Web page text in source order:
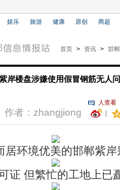
娱乐 旅游 健康 原创 商超
首页 > 资讯 > 邯郸
岸楼盘涉嫌使用假冒钢筋无人
人查看
者：zhangjiong
居环境优美的邯郸紫岸
证 但繁忙的工地上已